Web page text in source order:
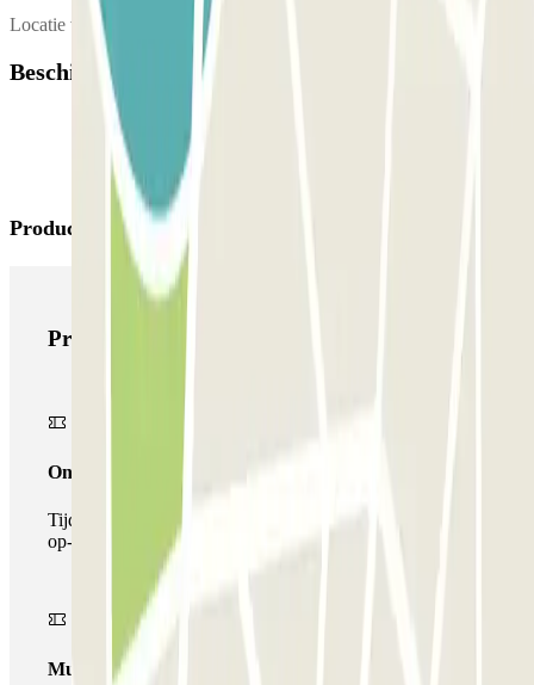
Locatie van de klantenservice:
Beschikbare producten
Producten van Parclick
Producten van Parclick
Onepass
Tijdens je verblijf kun je de parkeerplaats maar één keer
op- en afrijden.
Multiparking pass